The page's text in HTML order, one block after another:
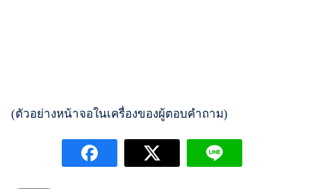
(ตัวอย่างหน้าจอในเครื่องของผู้ตอบคำถาม)